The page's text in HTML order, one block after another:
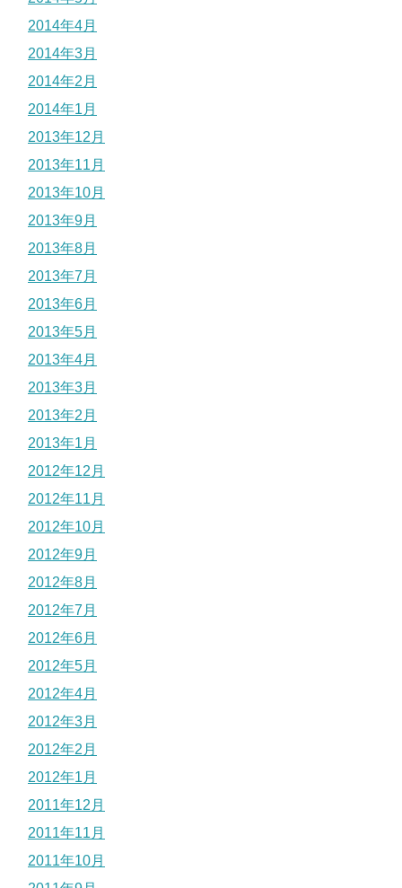
2014年4月
2014年3月
2014年2月
2014年1月
2013年12月
2013年11月
2013年10月
2013年9月
2013年8月
2013年7月
2013年6月
2013年5月
2013年4月
2013年3月
2013年2月
2013年1月
2012年12月
2012年11月
2012年10月
2012年9月
2012年8月
2012年7月
2012年6月
2012年5月
2012年4月
2012年3月
2012年2月
2012年1月
2011年12月
2011年11月
2011年10月